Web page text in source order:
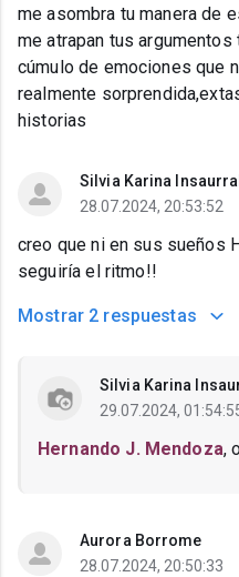
me asombra tu manera de
me atrapan tus
cúmulo de emociones que
realmente
historias
Silvia Karina
28.07.2024, 20:53:52
creo que ni en sus sueños
seguiría el ritmo!!
Mostrar 2 respuestas
Silvia Karina
29.07.2024,
Hernando J. Mendoza,
Aurora Borrome
28.07.2024, 20:50:33